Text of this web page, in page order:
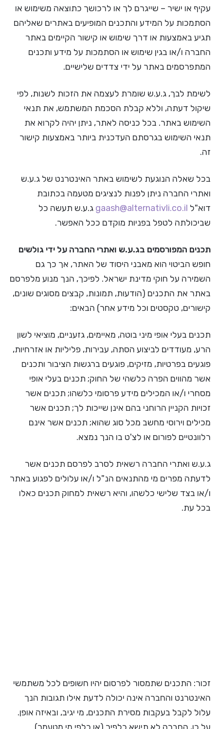
עקיף או ישיר – שייגרם לך או לרכושך כתוצאה משימוש או
הסתמכות על המידע והתכנים המופיעים באתרים שאליהם
תגיע באמצעות או דרך שימוש או קישור הקיימים באתר
החברה ו/או בגין שימוש או הסתמכות על מידע ותכנים
המתפרסמים באתר על ידי צדדים שלישיים.
לשימת לבך, ג.ע.ש שומרת לעצמה את הזכות לשנות, לפי
שיקול דעתה, וללא קבלת הסכמת המשתמש, את תנאי
השימוש באתר. בכל כניסה לאתר, ניתן יהיה לקרוא את
תנאי השימוש בגרסתם העדכנית ביותר באמצעות קישור
זה.
בכל שאלה הנוגעת לשימוש באתר האינטרנט של ג.ע.ש
ואתרי החברה ניתן לפנות לנציגים מטעמה בכתובת
דוא"ל gaash@alternativli.co.il ג.ע.ש תעשה כל
שביכולתה לטפל בפניות מוקדם ככל האפשר.
תכנים המפורסמים בג.ע.ש ואתרי החברה על ידי גולשים
חופש הביטוי הוא מאבני היסוד של האתר, אך כך גם
השמירה על חוקי מדינת ישראל. לפיכך, הנך מנוע מלפרסם
באתר את התכנים (הודעות, תמונות, קבצים מסוגים שונים,
קישורים, טקסטים וכל מידע אחר) הבאים:
תכנים בעלי אופי מיני בוטה, מאיימים, גזעניים, מוציאי לשון
הרע, מעודדים לביצוע הסתה, עבירות, פליליות או אזרחיות,
פוגעים בפרטיות, מזיקים, פוגעים ברגשות הציבור ותכנים
אשר מהווים הפרה כלשהי של החוק; תכנים בעלי אופי
מסחרי ו/או המכילים מידע פרסומי כלשהו; תכנים אשר
זכויות הקניין הרוחני בהם אינן שייכות לך; תכנים אשר
מכילים וירוסי מחשב מכל סוג שהוא; תכנים אשר אינם
רלוונטיים לפורום או לצ'ט בו הנך נמצא.
ג.ע.ש ואתרי החברה רשאית לסרב לפרסם תכנים אשר
לדעתה מפרים מי מהתנאים הנ"ל ו/או עלולים לפגוע באתר
ו/או בצד שלישי כלשהו, והיא רשאית למחוק תכנים כאלו
בכל עת.
זכור: התכנים שתמסור לפרסום יהיו חשופים לכל משתמשי
האינטרנט והחברה אינה יכולה לדעת אילו תגובות הנך
עלול לקבל בעקבות מסירת התכנים, מי יגיב, ובאיזה אופן.